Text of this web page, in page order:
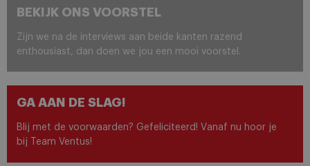
BEKIJK ONS VOORSTEL
Zijn we na de interviews aan beide kanten razend
enthousiast, dan doen we jou een mooi voorstel.
GA AAN DE SLAG!
Blij met de voorwaarden? Gefeliciteerd! Vanaf nu hoor je
bij Team Ventus!